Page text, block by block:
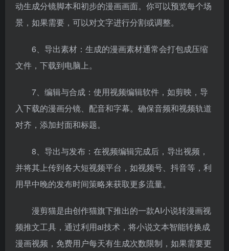
动生成分镜脚本和初步的漫画画面。你可以预览每个场
景，如果需要，可以对文字进行分割或调整。
6、导出素材：生成的漫画素材通常会打包成压缩
文件，下载到电脑上。
7、编辑与合成：使用视频编辑软件，如剪映，导
入下载的漫画分镜、配音和字幕。确保音频和视频轨道
对齐，添加封面和标题。
8、导出与发布：在视频编辑完成后，导出视频，
并将其上传到各大短视频平台，如视频号、抖音等，利
用早中晚的发布时间策略来获取更多流量。
漫剪猫是由创作猫旗下推出的一款AI小说转漫画视
频推文工具，通过利用ai技术，将小说文本智能转换成
漫画视频，免费用户每天有生成次数限制，如果需要更